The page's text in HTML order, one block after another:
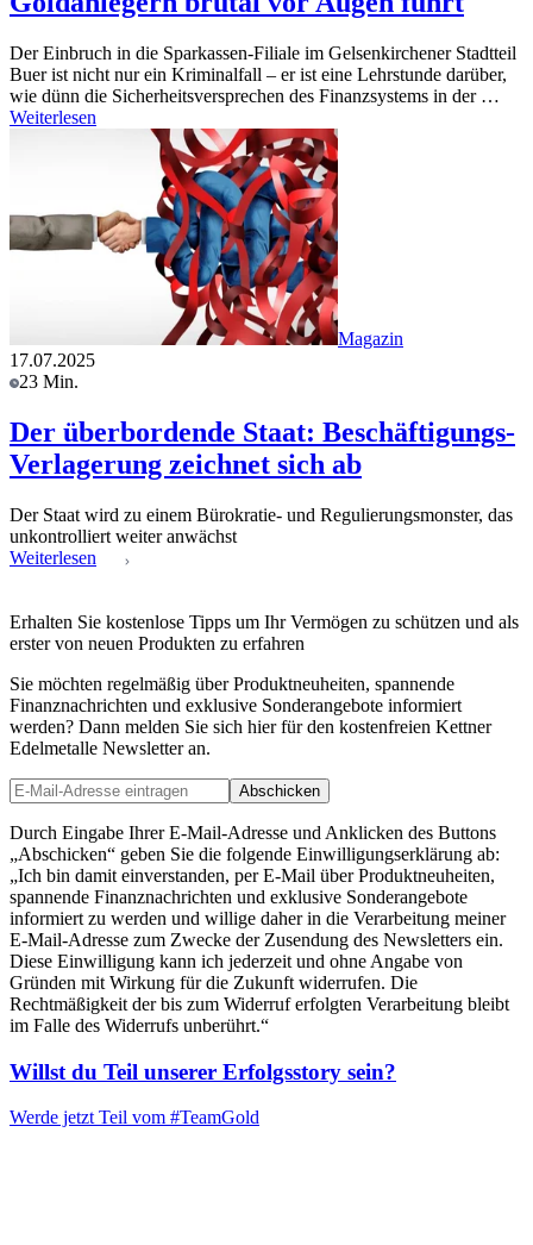
Der Einbruch in die Sparkassen-Filiale im Gelsenkirchener Stadtteil
Buer ist nicht nur ein Kriminalfall – er ist eine Lehrstunde darüber,
wie dünn die Sicherheitsversprechen des Finanzsystems in der …
Weiterlesen
Magazin
17.07.2025
23 Min.
Der überbordende Staat: Beschäftigungs-
Verlagerung zeichnet sich ab
Der Staat wird zu einem Bürokratie- und Regulierungsmonster, das
unkontrolliert weiter anwächst
Weiterlesen
Erhalten Sie kostenlose Tipps um Ihr Vermögen zu schützen und als
erster von neuen Produkten zu erfahren
Sie möchten regelmäßig über Produktneuheiten, spannende
Finanznachrichten und exklusive Sonderangebote informiert
werden? Dann melden Sie sich hier für den kostenfreien Kettner
Edelmetalle Newsletter an.
Abschicken
Durch Eingabe Ihrer E-Mail-Adresse und Anklicken des Buttons
„Abschicken“ geben Sie die folgende Einwilligungserklärung ab:
„Ich bin damit einverstanden, per E-Mail über Produktneuheiten,
spannende Finanznachrichten und exklusive Sonderangebote
informiert zu werden und willige daher in die Verarbeitung meiner
E-Mail-Adresse zum Zwecke der Zusendung des Newsletters ein.
Diese Einwilligung kann ich jederzeit und ohne Angabe von
Gründen mit Wirkung für die Zukunft widerrufen. Die
Rechtmäßigkeit der bis zum Widerruf erfolgten Verarbeitung bleibt
im Falle des Widerrufs unberührt.“
Willst du Teil unserer Erfolgsstory sein?
Werde jetzt Teil vom #TeamGold